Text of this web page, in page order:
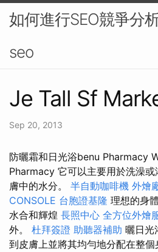
如何進行SEO競爭分
seo
Je Tall Sf
Sep 20, 2013
防曬霜和日光浴benu Pharmacy
Pharmacy 它可以主要用於洗澡
膚中的水分。 半自動咖啡機 外燴
CONSOLE 台胞證基隆 理想的身
水合和輝煌 長照中心 全方位外燴
外。 杜拜簽證 助聽器補助 曬日光
到皮膚上並將其均勻地分配在整個